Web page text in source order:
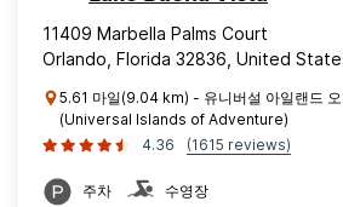
11409 Marbella Palms Court
Orlando, Florida 32836, United
5.61 마일(9.04 km) - 유니버설 아일랜드
(Universal Islands of Adventure)
4.36
(1615 reviews)
주차 수영장